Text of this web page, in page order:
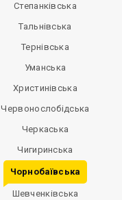
Степанківська
Тальнівська
Тернівська
Уманська
Христинівська
Червонослобідська
Черкаська
Чигиринська
Чорнобаївська
Шевченківська